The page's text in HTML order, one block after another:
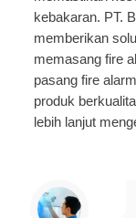
kebakaran. PT.
memberikan
memasang fire
pasang fire
produk
lebih lanjut